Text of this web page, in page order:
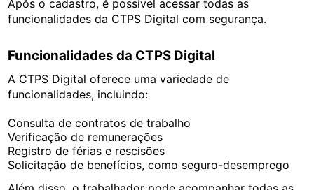
Após o cadastro, é possível acessar todas as
funcionalidades da CTPS Digital com segurança.
Funcionalidades da CTPS Digital
A CTPS Digital oferece uma variedade de
funcionalidades, incluindo:
Consulta de contratos de trabalho
Verificação de remunerações
Registro de férias e rescisões
Solicitação de benefícios, como seguro-desemprego